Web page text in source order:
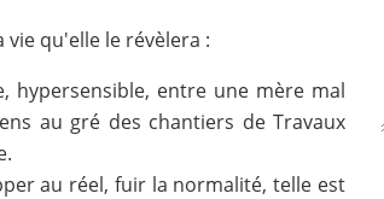
vie qu'elle le révèlera :
hypersensible, entre une mère mal
au gré des chantiers de Travaux
au réel, fuir la normalité, telle est